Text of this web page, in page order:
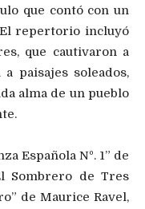
que contó con un
repertorio incluyó
que cautivaron a
paisajes soleados,
alma de un pueblo
Española Nº. 1” de
Sombrero de Tres
de Maurice Ravel,